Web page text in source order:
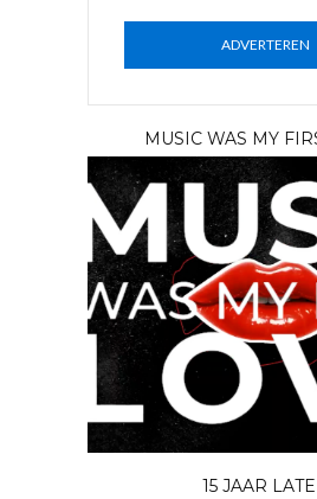
ADVERTEREN
MUSIC WAS MY
15 JAAR